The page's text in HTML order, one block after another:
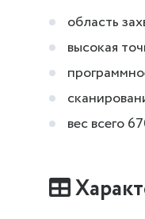
область
высокая
вес всего